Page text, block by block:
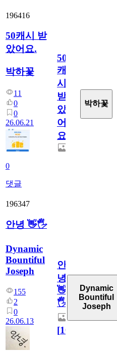
196416
50캐시 받
았어요.
박하꽃
11
0
0
26.06.21
0
댓글
50
캐
시
받
았
어
요.
박하꽃
196347
안녕 👋🖐
Dynamic
Bountiful
Joseph
155
2
0
26.06.13
안
녕
👋
🖐
[10
Dynamic
Bountiful
Joseph